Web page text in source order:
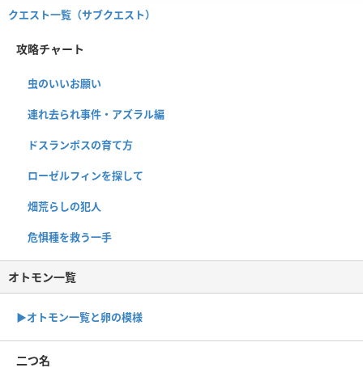
クエスト一覧（サブクエスト）
攻略チャート
虫のいいお願い
連れ去られ事件・アズラル編
ドスランポスの育て方
ローゼルフィンを探して
畑荒らしの犯人
危惧種を救う一手
オトモン一覧
▶︎オトモン一覧と卵の模様
二つ名